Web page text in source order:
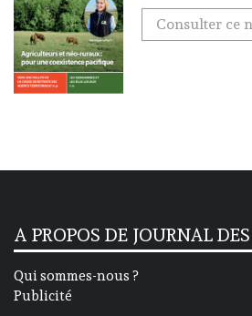
Consulter ce
A PROPOS DE JOURNAL
Qui sommes-nous ?
Publicité